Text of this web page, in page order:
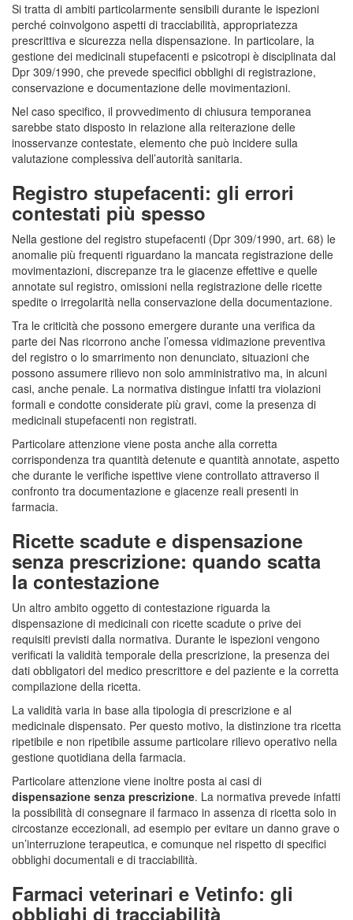
Si tratta di ambiti particolarmente sensibili durante le ispezioni
perché coinvolgono aspetti di tracciabilità, appropriatezza
prescrittiva e sicurezza nella dispensazione. In particolare, la
gestione dei medicinali stupefacenti e psicotropi è disciplinata dal
Dpr 309/1990, che prevede specifici obblighi di registrazione,
conservazione e documentazione delle movimentazioni.
Nel caso specifico, il provvedimento di chiusura temporanea
sarebbe stato disposto in relazione alla reiterazione delle
inosservanze contestate, elemento che può incidere sulla
valutazione complessiva dell’autorità sanitaria.
Registro stupefacenti: gli errori
contestati più spesso
Nella gestione del registro stupefacenti (Dpr 309/1990, art. 68) le
anomalie più frequenti riguardano la mancata registrazione delle
movimentazioni, discrepanze tra le giacenze effettive e quelle
annotate sul registro, omissioni nella registrazione delle ricette
spedite o irregolarità nella conservazione della documentazione.
Tra le criticità che possono emergere durante una verifica da
parte dei Nas ricorrono anche l’omessa vidimazione preventiva
del registro o lo smarrimento non denunciato, situazioni che
possono assumere rilievo non solo amministrativo ma, in alcuni
casi, anche penale. La normativa distingue infatti tra violazioni
formali e condotte considerate più gravi, come la presenza di
medicinali stupefacenti non registrati.
Particolare attenzione viene posta anche alla corretta
corrispondenza tra quantità detenute e quantità annotate, aspetto
che durante le verifiche ispettive viene controllato attraverso il
confronto tra documentazione e giacenze reali presenti in
farmacia.
Ricette scadute e dispensazione
senza prescrizione: quando scatta
la contestazione
Un altro ambito oggetto di contestazione riguarda la
dispensazione di medicinali con ricette scadute o prive dei
requisiti previsti dalla normativa. Durante le ispezioni vengono
verificati la validità temporale della prescrizione, la presenza dei
dati obbligatori del medico prescrittore e del paziente e la corretta
compilazione della ricetta.
La validità varia in base alla tipologia di prescrizione e al
medicinale dispensato. Per questo motivo, la distinzione tra ricetta
ripetibile e non ripetibile assume particolare rilievo operativo nella
gestione quotidiana della farmacia.
Particolare attenzione viene inoltre posta ai casi di
dispensazione senza prescrizione. La normativa prevede infatti
la possibilità di consegnare il farmaco in assenza di ricetta solo in
circostanze eccezionali, ad esempio per evitare un danno grave o
un’interruzione terapeutica, e comunque nel rispetto di specifici
obblighi documentali e di tracciabilità.
Farmaci veterinari e Vetinfo: gli
obblighi di tracciabilità